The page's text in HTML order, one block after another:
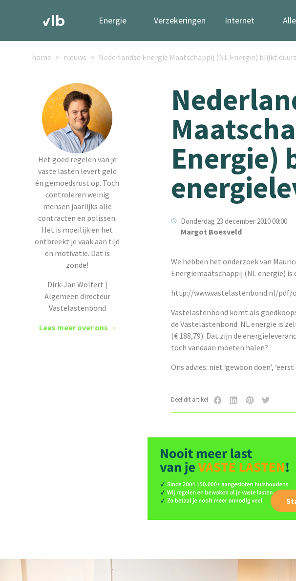
Energie Verzekeringen Internet
home nieuws Nederlandse Energie Maatschappij (NL Energie) blijkt
Het goed regelen van je
vaste lasten levert geld
én gemoedsrust op. Toch
controleren weinig
mensen jaarlijks alle
contracten en polissen.
Het is moeilijk en het
ontbreekt je vaak aan tijd
en motivatie. Dat is
zonde!
Dirk-Jan Wolfert |
Algemeen directeur
Vastelastenbond
Lees meer over ons
Energie)
Donderdag 23 december 2010 00:00
Margot Boesveld
We hebben het onderzoek van
Energiemaatschappij (NL energie)
http://www.vastelastenbond.nl/pdf/
Vastelastenbond komt als
de Vastelastenbond. NL energie is
(€ 188,79). Dat zijn de
toch vandaan moeten halen?
Ons advies: niet ‘gewoon doen’,
Deel dit artikel